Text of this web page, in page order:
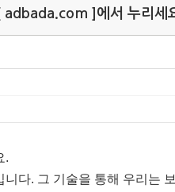
adbada.com ]에서 누리세
.
다. 그 기술을 통해 우리는